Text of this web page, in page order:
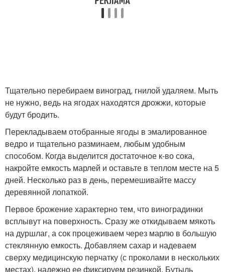
Тщательно перебираем виноград, гнилой удаляем. Мыть
не нужно, ведь на ягодах находятся дрожжи, которые
будут бродить.
Перекладываем отобранные ягоды в эмалированное
ведро и тщательно разминаем, любым удобным
способом. Когда выделится достаточное к-во сока,
накройте емкость марлей и оставьте в теплом месте на 5
дней. Несколько раз в день, перемешивайте массу
деревянной лопаткой.
Первое брожение характерно тем, что виноградинки
всплывут на поверхность. Сразу же откидываем мякоть
на дуршлаг, а сок процеживаем через марлю в большую
стеклянную емкость. Добавляем сахар и надеваем
сверху медицинскую перчатку (с проколами в нескольких
местах), надежно ее фиксируем резинкой. Бутыль